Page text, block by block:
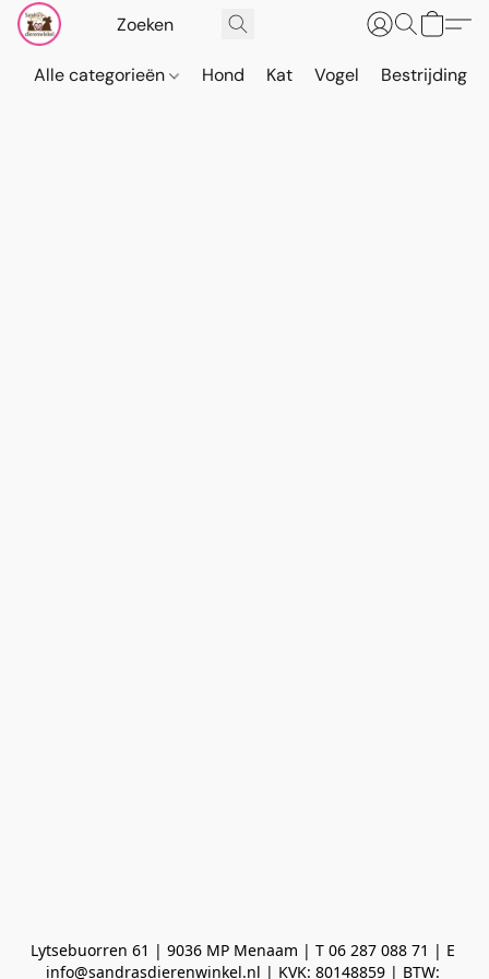
Alle categorieën Hond Kat Vogel Bestrijding
Lytsebuorren 61 | 9036 MP Menaam | T 06 287 088 71 | E
info@sandrasdierenwinkel.nl | KVK: 80148859 | BTW: